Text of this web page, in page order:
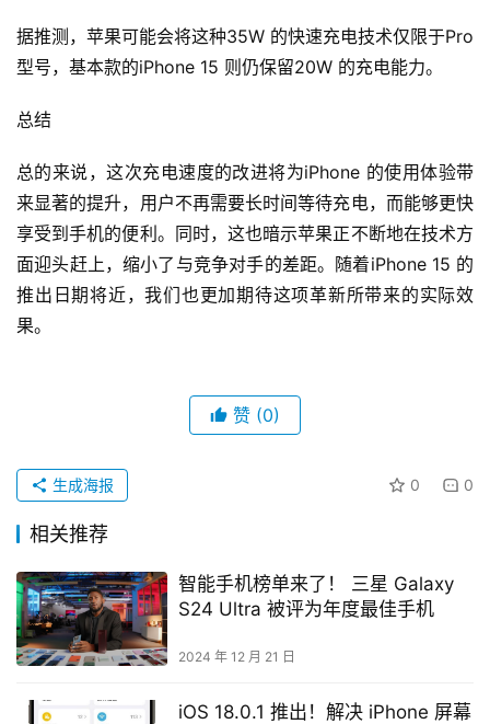
据推测，苹果可能会将这种35W 的快速充电技术仅限于Pro
型号，基本款的iPhone 15 则仍保留20W 的充电能力。
总结
总的来说，这次充电速度的改进将为iPhone 的使用体验带
来显著的提升，用户不再需要长时间等待充电，而能够更快
享受到手机的便利。同时，这也暗示苹果正不断地在技术方
面迎头赶上，缩小了与竞争对手的差距。随着iPhone 15 的
推出日期将近，我们也更加期待这项革新所带来的实际效
果。
赞 (0)
0 0
生成海报
相关推荐
智能手机榜单来了！ 三星 Galaxy
S24 Ultra 被评为年度最佳手机
2024 年 12 月 21 日
iOS 18.0.1 推出！解决 iPhone 屏幕